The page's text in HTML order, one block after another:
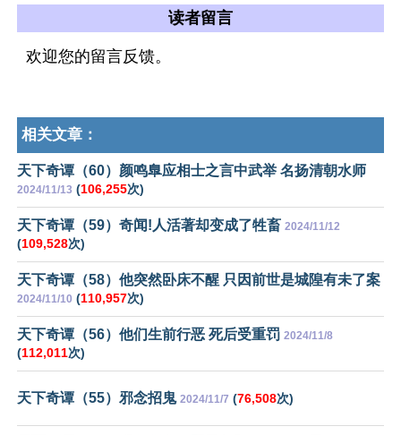
读者留言
欢迎您的留言反馈。
相关文章：
天下奇谭（60）颜鸣臯应相士之言中武举 名扬清朝水师
2024/11/13 (106,255次)
天下奇谭（59）奇闻!人活著却变成了牲畜 2024/11/12
(109,528次)
天下奇谭（58）他突然卧床不醒 只因前世是城隍有未了案
2024/11/10 (110,957次)
天下奇谭（56）他们生前行恶 死后受重罚 2024/11/8
(112,011次)
天下奇谭（55）邪念招鬼 2024/11/7 (76,508次)